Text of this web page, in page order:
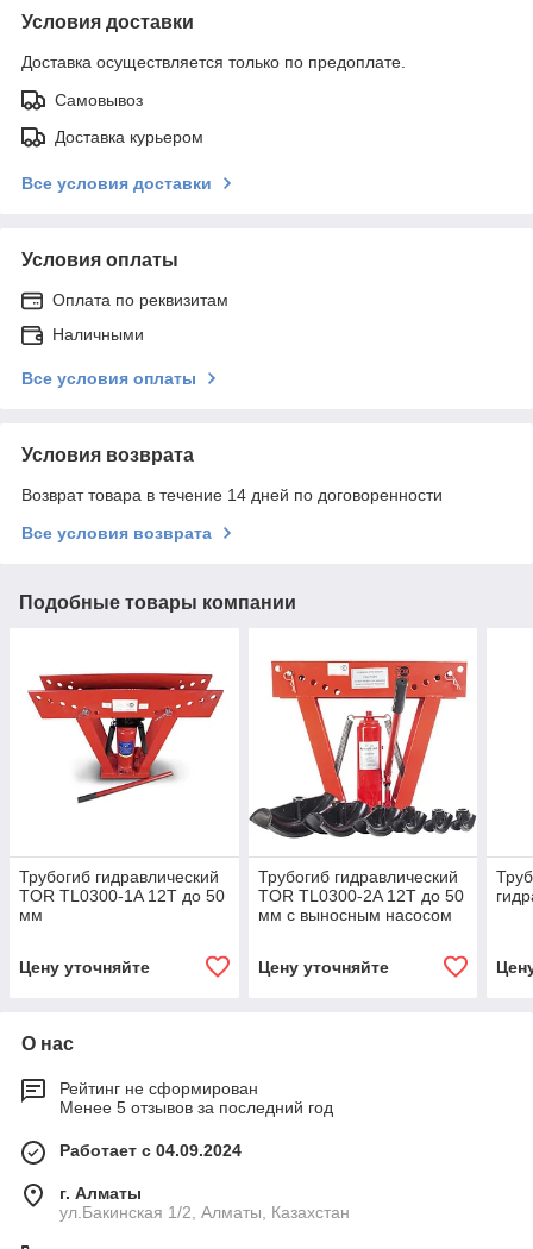
Условия доставки
Доставка осуществляется только по предоплате.
Самовывоз
Доставка курьером
Все условия доставки
Условия оплаты
Оплата по реквизитам
Наличными
Все условия оплаты
Условия возврата
Возврат товара в течение 14 дней по договоренности
Все условия возврата
Подобные товары компании
Трубогиб гидравлический
TOR TL0300-1A 12T до 50
мм
Цену уточняйте
Трубогиб гидравлический
TOR TL0300-2A 12T до 50
мм с выносным насосом
Цену уточняйте
О нас
Рейтинг не сформирован
Менее 5 отзывов за последний год
Работает с 04.09.2024
г. Алматы
ул.Бакинская 1/2, Алматы, Казахстан